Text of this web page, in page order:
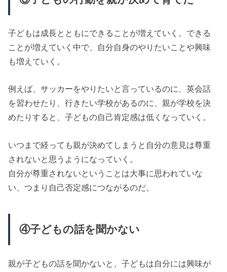
子どもは成長とともにできることが増えていく。できる
ことが増えていく中で、自分自身のやりたいことや興味
も増えていく。
例えば、サッカーをやりたいと言っているのに、英会話
を習わせたり、行きたい学校があるのに、親が学校を決
めたりすると、子どもの自己肯定感は低くなっていく。
いつまで経っても親が決めてしまうと自分の意見は尊重
されないと思うようになっていく。
自分が尊重されないということは大事に思われていな
い、つまり自己否定感につながるのだ。
④子どもの話を聞かない
親が子どもの話を聞かないと、子どもは自分には興味が